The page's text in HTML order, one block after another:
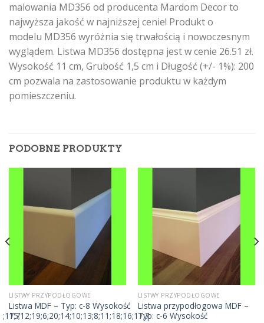
malowania MD356 od producenta Mardom Decor to
najwyższa jakość w najniższej cenie! Produkt o
modelu MD356 wyróżnia się trwałością i nowoczesnym
wyglądem. Listwa MD356 dostępna jest w cenie 26.51 zł.
Wysokość 11 cm, Grubość 1,5 cm i Długość (+/- 1%): 200
cm pozwala na zastosowanie produktu w każdym
pomieszczeniu.
PODOBNE PRODUKTY
LISTWY PRZYPODŁOGOWE
Listwa MDF – Typ: c-8 Wysokość
15;12;19;6;20;14;10;13;8;11;18;16;17;7
LISTWY PRZYPODŁOGOWE
Listwa przypodłogowa MDF –
Typ: c-6 Wysokość